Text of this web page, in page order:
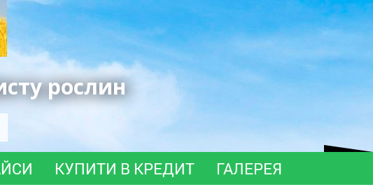
рослин
КУПИТИ В КРЕДИТ ГАЛЕРЕЯ